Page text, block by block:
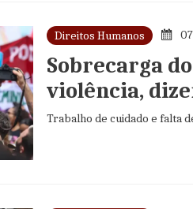
Direitos Humanos
Sobrecarga
violência,
Trabalho de cuidado e falta